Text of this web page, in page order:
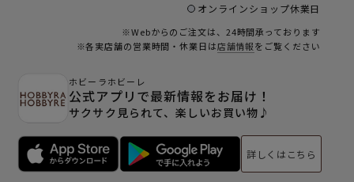
オンラインショップ休業日
※Webからのご注文は、24時間承っております
※各実店舗の営業時間・休業日は店舗情報をご覧ください
ホビーラホビーレ
公式アプリで最新情報をお届け！
サクサク見られて、楽しいお買い物♪
詳しくはこちら